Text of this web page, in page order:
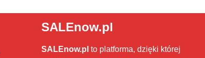
SALEnow.pl
SALEnow.pl to platforma, dzięki której